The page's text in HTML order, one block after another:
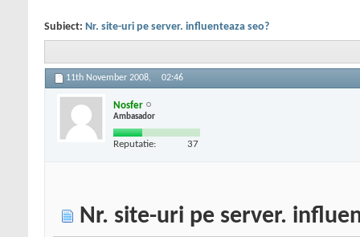
Subiect: Nr. site-uri pe server. influenteaza seo?
11th November 2008, 02:46
Nosfer
Ambasador
Reputatie: 37
Nr. site-uri pe server.